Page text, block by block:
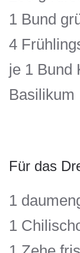
1 Bund
4
je 1 Bund
Basilikum
Für das
1
1